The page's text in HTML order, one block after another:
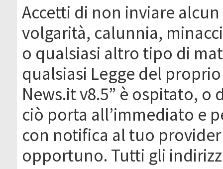
Accetti di non inviare
volgarità, calunnia,
o qualsiasi altro tipo di
qualsiasi Legge del
News.it v8.5” è ospitato, o
ciò porta all’immediato e
con notifica al tuo
opportuno. Tutti gli